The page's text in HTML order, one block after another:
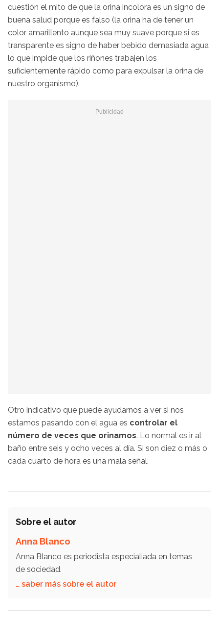
cuestión el mito de que la orina incolora es un signo de
buena salud porque es falso (la orina ha de tener un
color amarillento aunque sea muy suave porque si es
transparente es signo de haber bebido demasiada agua
lo que impide que los riñones trabajen los
suficientemente rápido como para expulsar la orina de
nuestro organismo).
Otro indicativo que puede ayudarnos a ver si nos
estamos pasando con el agua es controlar el
número de veces que orinamos. Lo normal es ir al
baño entre seis y ocho veces al día. Si son diez o más o
cada cuarto de hora es una mala señal.
Sobre el autor
Anna Blanco
Anna Blanco es periodista especialiada en temas
de sociedad.
… saber más sobre el autor